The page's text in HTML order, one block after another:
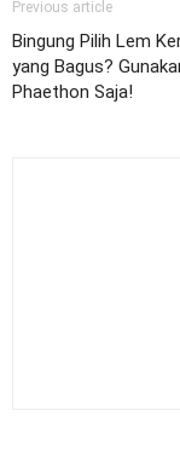
Previous article
Bingung Pilih Lem
yang Bagus?
Phaethon Saja!